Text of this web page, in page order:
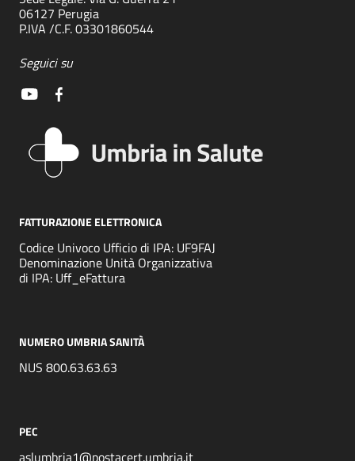
06127 Perugia
P.IVA /C.F. 03301860544
Seguici su
FATTURAZIONE ELETTRONICA
Codice Univoco Ufficio di IPA: UF9FAJ
Denominazione Unità Organizzativa
di IPA: Uff_eFattura
NUMERO UMBRIA SANITÀ
NUS 800.63.63.63
PEC